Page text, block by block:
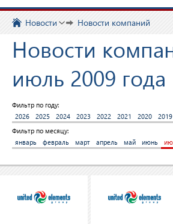
Новости Новости компаний
Новости
июль 2009 года
Фильтр по году:
2026
2025 2024 2023 2022 2021 2020 2019
Фильтр по месяцу:
январь
февраль март апрель май июнь